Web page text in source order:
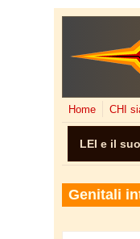
Salta al contenuto
Home CHI
LEI e il
Genitali